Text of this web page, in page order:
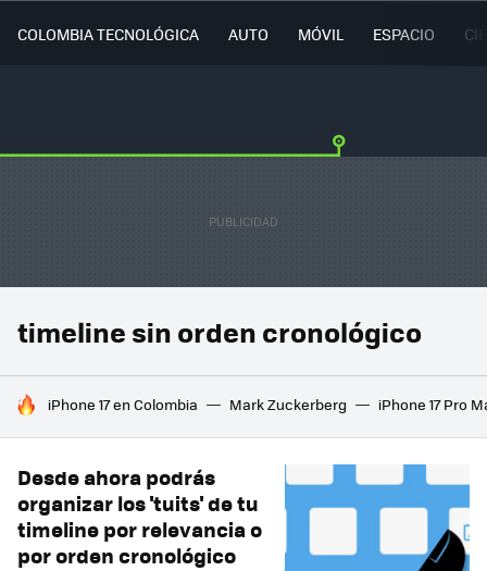
COLOMBIA TECNOLÓGICA AUTO MÓVIL ESPACIO
timeline sin orden cronológico
HOY SE HABLA DE
iPhone 17 en Colombia Mark Zuckerberg iPhone 17 Pro
Desde ahora podrás
organizar los 'tuits' de tu
timeline por relevancia o
por orden cronológico